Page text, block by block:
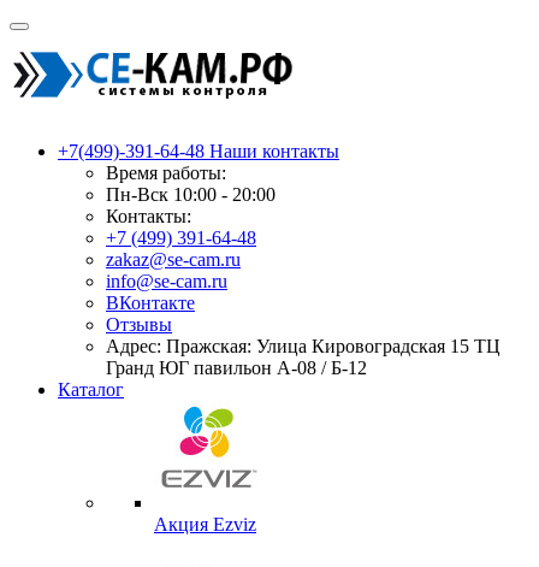
+7(499)-391-64-48 Наши контакты
Время работы:
Пн-Вск 10:00 - 20:00
Контакты:
+7 (499) 391-64-48
zakaz@se-cam.ru
info@se-cam.ru
ВКонтакте
Отзывы
Адрес: Пражская: Улица Кировоградская 15 ТЦ
Гранд ЮГ павильон А-08 / Б-12
Каталог
Акция Ezviz